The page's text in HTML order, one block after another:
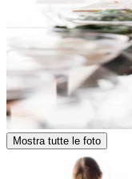
Mostra tutte le foto